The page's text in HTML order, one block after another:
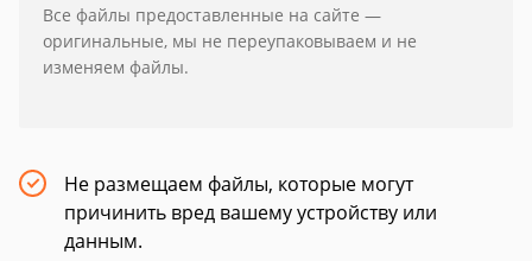
Все файлы предоставленные на сайте —
оригинальные, мы не переупаковываем и не
изменяем файлы.
Не размещаем файлы, которые могут
причинить вред вашему устройству или
данным.